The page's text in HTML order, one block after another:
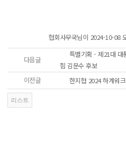
협회사무국님이 2024-10-08
다음글
특별기획 - 제21대 대
힘 김문수 후보
이전글
한지협 2024 하계워